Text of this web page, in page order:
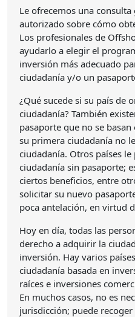
Le ofrecemos una
autorizado sobre cómo
Los profesionales de
ayudarlo a elegir el
inversión más adecuado
ciudadanía y/o un
¿Qué sucede si su país de
ciudadanía? También
pasaporte que no se
su primera ciudadanía no
ciudadanía. Otros países
ciudadanía sin pasaporte;
ciertos beneficios, entre
solicitar su nuevo
poca antelación, en virtud
Hoy en día, todas las
derecho a adquirir la
inversión. Hay varios
ciudadanía basada en
raíces e inversiones
En muchos casos, no es
jurisdicción; puede